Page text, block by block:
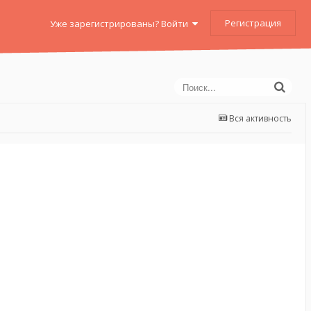
Уже зарегистрированы? Войти Регистрация
Вся активность